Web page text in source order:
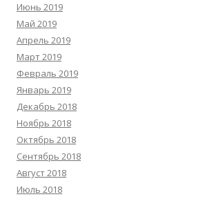
Июнь 2019
Май 2019
Апрель 2019
Март 2019
Февраль 2019
Январь 2019
Декабрь 2018
Ноябрь 2018
Октябрь 2018
Сентябрь 2018
Август 2018
Июль 2018